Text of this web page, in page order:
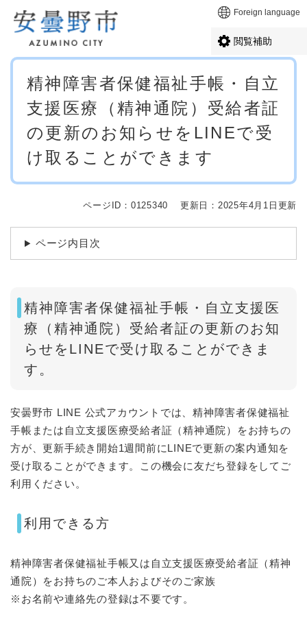
メニューを飛ばして本文へ Foreign language
閲覧補助
本
精神障害者保健福祉手帳・自立
支援医療（精神通院）受給者証
の更新のお知らせをLINEで受
け取ることができます
ページID：0125340 更新日：2025年4月1日更新
ページ内目次
精神障害者保健福祉手帳・自立支援医
療（精神通院）受給者証の更新のお知
らせをLINEで受け取ることができま
す。
安曇野市 LINE 公式アカウントでは、精神障害者保健福祉
手帳または自立支援医療受給者証（精神通院）をお持ちの
方が、更新手続き開始1週間前にLINEで更新の案内通知を
受け取ることができます。この機会に友だち登録をしてご
利用ください。
利用できる方
精神障害者保健福祉手帳又は自立支援医療受給者証（精神
通院）をお持ちのご本人およびそのご家族
※お名前や連絡先の登録は不要です。